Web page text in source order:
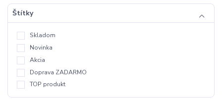
Štítky
Skladom
Novinka
Akcia
Doprava ZADARMO
TOP produkt